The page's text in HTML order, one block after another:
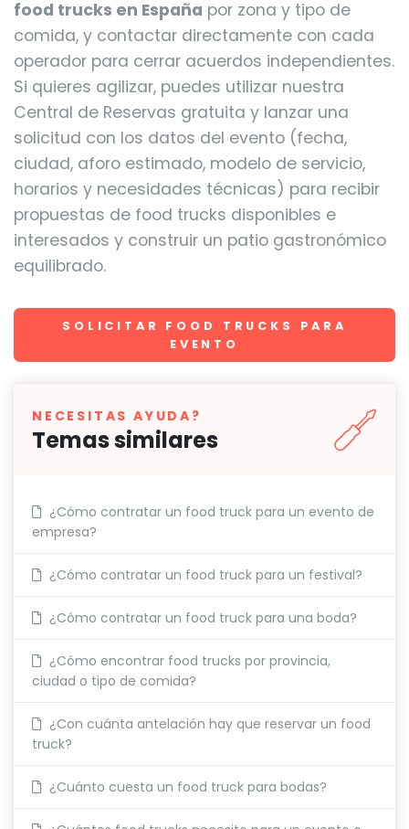
food trucks en España por zona y tipo de
comida, y contactar directamente con cada
operador para cerrar acuerdos independientes.
Si quieres agilizar, puedes utilizar nuestra
Central de Reservas gratuita y lanzar una
solicitud con los datos del evento (fecha,
ciudad, aforo estimado, modelo de servicio,
horarios y necesidades técnicas) para recibir
propuestas de food trucks disponibles e
interesados y construir un patio gastronómico
equilibrado.
SOLICITAR FOOD TRUCKS PARA
EVENTO
NECESITAS AYUDA?
Temas similares
¿Cómo contratar un food truck para un evento de
empresa?
¿Cómo contratar un food truck para un festival?
¿Cómo contratar un food truck para una boda?
¿Cómo encontrar food trucks por provincia,
ciudad o tipo de comida?
¿Con cuánta antelación hay que reservar un food
truck?
¿Cuánto cuesta un food truck para bodas?